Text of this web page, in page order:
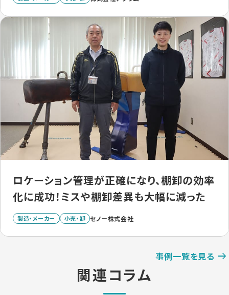
ロケーション管理が正確になり、棚卸の効率
化に成功！ミスや棚卸差異も大幅に減った
製造・メーカー 小売・卸 セノー株式会社
事例一覧を見る
関連コラム